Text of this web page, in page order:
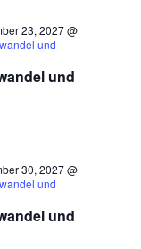
und
23, 2027 @
und
und
30, 2027 @
und